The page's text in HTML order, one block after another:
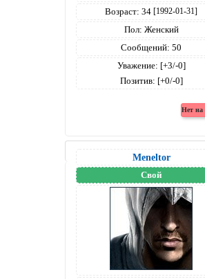
Возраст: 34 [1992-01-31]
Пол: Женский
Сообщений: 50
Уважение: [+3/-0]
Позитив: [+0/-0]
Meneltоr
Свой